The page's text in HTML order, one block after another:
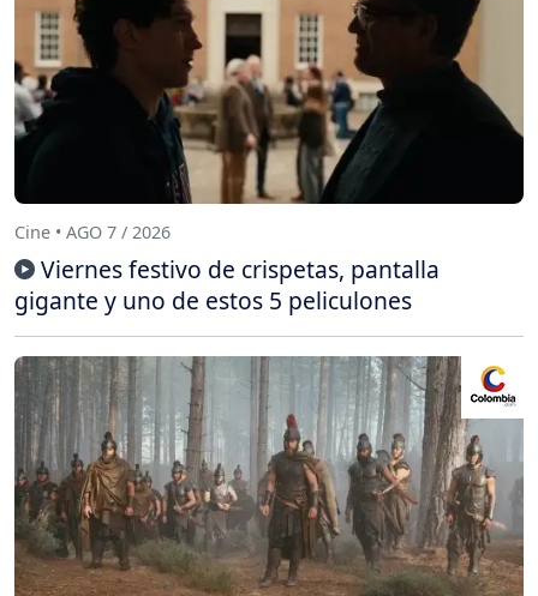
Cine • AGO 7 / 2026
Viernes festivo de crispetas, pantalla
gigante y uno de estos 5 peliculones